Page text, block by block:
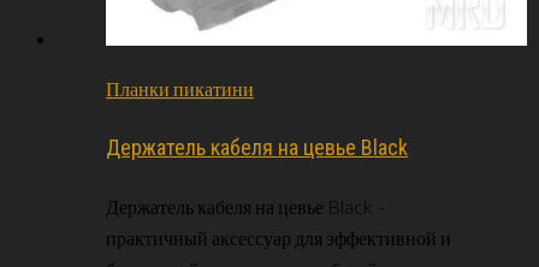
Планки пикатини
Держатель кабеля на цевье Black
Держатель кабеля на цевье Black –
практичный аксессуар для эффективной и